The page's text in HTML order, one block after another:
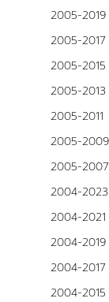
2005-2019
2005-2017
2005-2015
2005-2013
2005-2011
2005-2009
2005-2007
2004-2023
2004-2021
2004-2019
2004-2017
2004-2015